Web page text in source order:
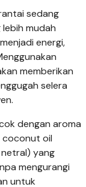
sedang
mudah
energi,
memberikan
selera
dengan aroma
coconut oil
yang
mengurangi
untuk